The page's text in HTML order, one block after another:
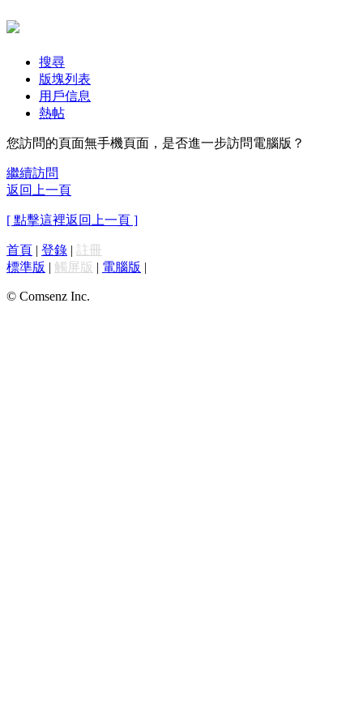
搜尋
版塊列表
用戶信息
熱帖
您訪問的頁面無手機頁面，是否進一步訪問電腦版？
繼續訪問
返回上一頁
[ 點擊這裡返回上一頁 ]
首頁 | 登錄 | 註冊
標準版 | 觸屏版 | 電腦版 |
© Comsenz Inc.